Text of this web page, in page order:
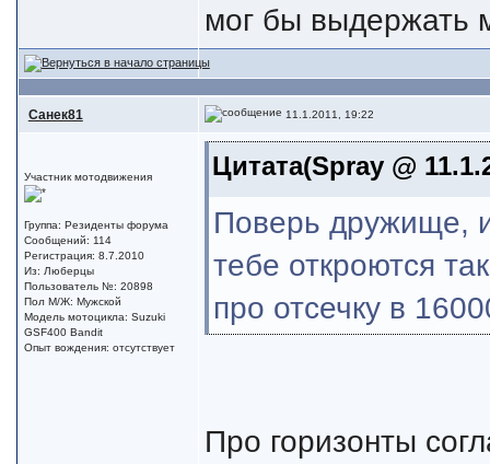
мог бы выдержать
Санек81 11.1.2011, 19:22
Участник мотодвижения
Группа: Резиденты форума
Сообщений: 114
Регистрация: 8.7.2010
Из: Люберцы
Пользователь №: 20898
Пол М/Ж: Мужской
Модель мотоцикла: Suzuki
GSF400 Bandit
Опыт вождения: отсутствует
Цитата(Spray @
Поверь дружище,
тебе откроются
про отсечку в
Про горизонты